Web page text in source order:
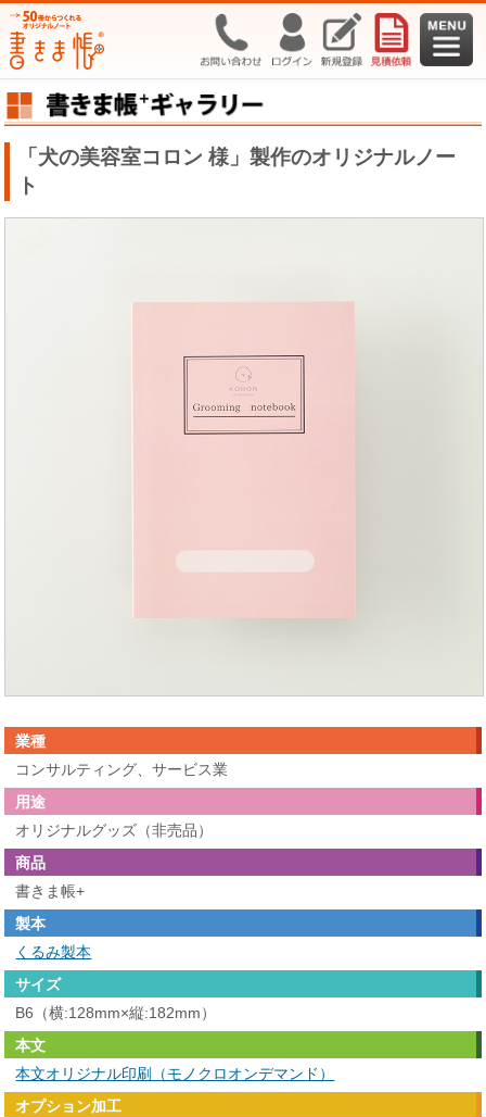
「犬の美容室コロン 様」製作のオリジナルノー
ト
業種
コンサルティング、サービス業
用途
オリジナルグッズ（非売品）
商品
書きま帳+
製本
くるみ製本
サイズ
B6（横:128mm×縦:182mm）
本文
本文オリジナル印刷（モノクロオンデマンド）
オプション加工